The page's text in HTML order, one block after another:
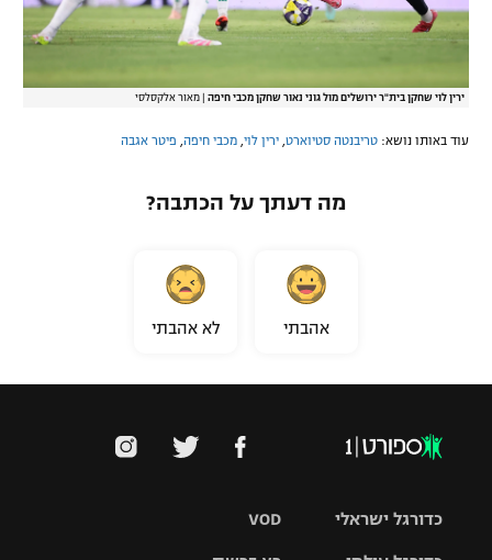
ירין לוי שחקן בית"ר ירושלים מול גוני נאור שחקן מכבי חיפה מאור אלקסלסי
עוד באותו נושא: טריבנטה סטיוארט ירין לוי מכבי חיפה פיטר אגבה
מה דעתך על הכתבה?
אהבתי לא אהבתי
VOD כדורגל ישראלי